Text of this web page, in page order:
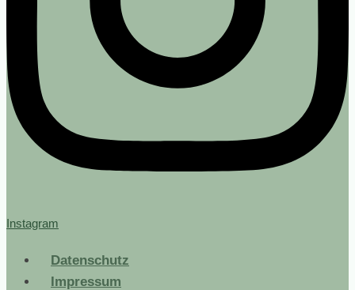
Instagram
Datenschutz
Impressum